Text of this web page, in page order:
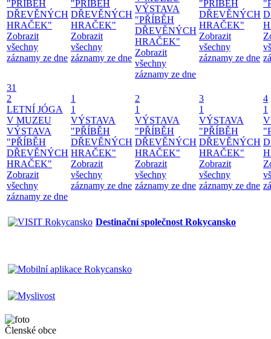
"PŘÍBĚH
DŘEVĚNÝCH
HRAČEK"
Zobrazit
všechny
záznamy ze dne
"PŘÍBĚH
DŘEVĚNÝCH
HRAČEK"
Zobrazit
všechny
záznamy ze dne
VÝSTAVA
"PŘÍBĚH
DŘEVĚNÝCH
HRAČEK"
Zobrazit
všechny
záznamy ze dne
"PŘÍBĚH
DŘEVĚNÝCH
HRAČEK"
Zobrazit
všechny
záznamy ze dne
31
2
LETNÍ JÓGA
V MUZEU
VÝSTAVA
"PŘÍBĚH
DŘEVĚNÝCH
HRAČEK"
Zobrazit
všechny
záznamy ze dne
1
1
VÝSTAVA
"PŘÍBĚH
DŘEVĚNÝCH
HRAČEK"
Zobrazit
všechny
záznamy ze dne
2
1
VÝSTAVA
"PŘÍBĚH
DŘEVĚNÝCH
HRAČEK"
Zobrazit
všechny
záznamy ze dne
3
1
VÝSTAVA
"PŘÍBĚH
DŘEVĚNÝCH
HRAČEK"
Zobrazit
všechny
záznamy ze dne
4
1
Destinační společnost Rokycansko
Členské obce